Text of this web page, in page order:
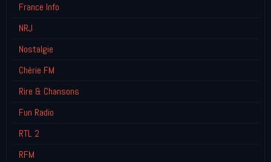
France Info
NRJ
Nostalgie
Chérie FM
Rire & Chansons
Fun Radio
RTL 2
RFM